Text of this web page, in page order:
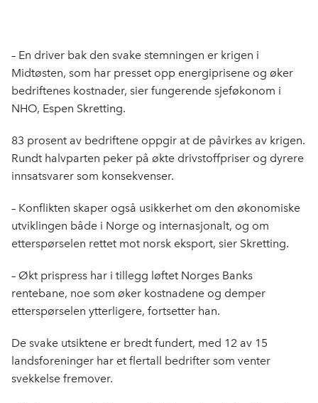
– En driver bak den svake stemningen er krigen i
Midtøsten, som har presset opp energiprisene og øker
bedriftenes kostnader, sier fungerende sjeføkonom i
NHO, Espen Skretting.
83 prosent av bedriftene oppgir at de påvirkes av krigen.
Rundt halvparten peker på økte drivstoffpriser og dyrere
innsatsvarer som konsekvenser.
– Konflikten skaper også usikkerhet om den økonomiske
utviklingen både i Norge og internasjonalt, og om
etterspørselen rettet mot norsk eksport, sier Skretting.
– Økt prispress har i tillegg løftet Norges Banks
rentebane, noe som øker kostnadene og demper
etterspørselen ytterligere, fortsetter han.
De svake utsiktene er bredt fundert, med 12 av 15
landsforeninger har et flertall bedrifter som venter
svekkelse fremover.